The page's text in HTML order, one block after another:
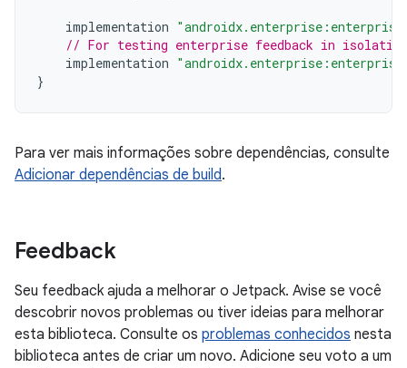
implementation
// For testing enterprise feedback in isolation
implementation
}
Para ver mais informações sobre dependências, consulte
Adicionar dependências de build.
Feedback
Seu feedback ajuda a melhorar o Jetpack. Avise se você
descobrir novos problemas ou tiver ideias para melhorar
esta biblioteca. Consulte os problemas conhecidos nesta
biblioteca antes de criar um novo. Adicione seu voto a um